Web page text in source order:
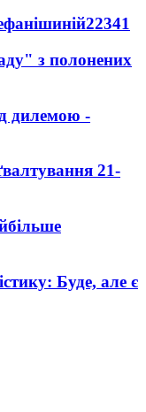
22341
з полонених
дилемою -
21-
Буде, але є